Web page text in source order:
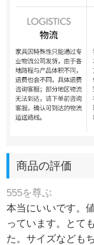
商品の評価
555を尊ぶ
本当にいいです。
っています。とて
た。サイズなども